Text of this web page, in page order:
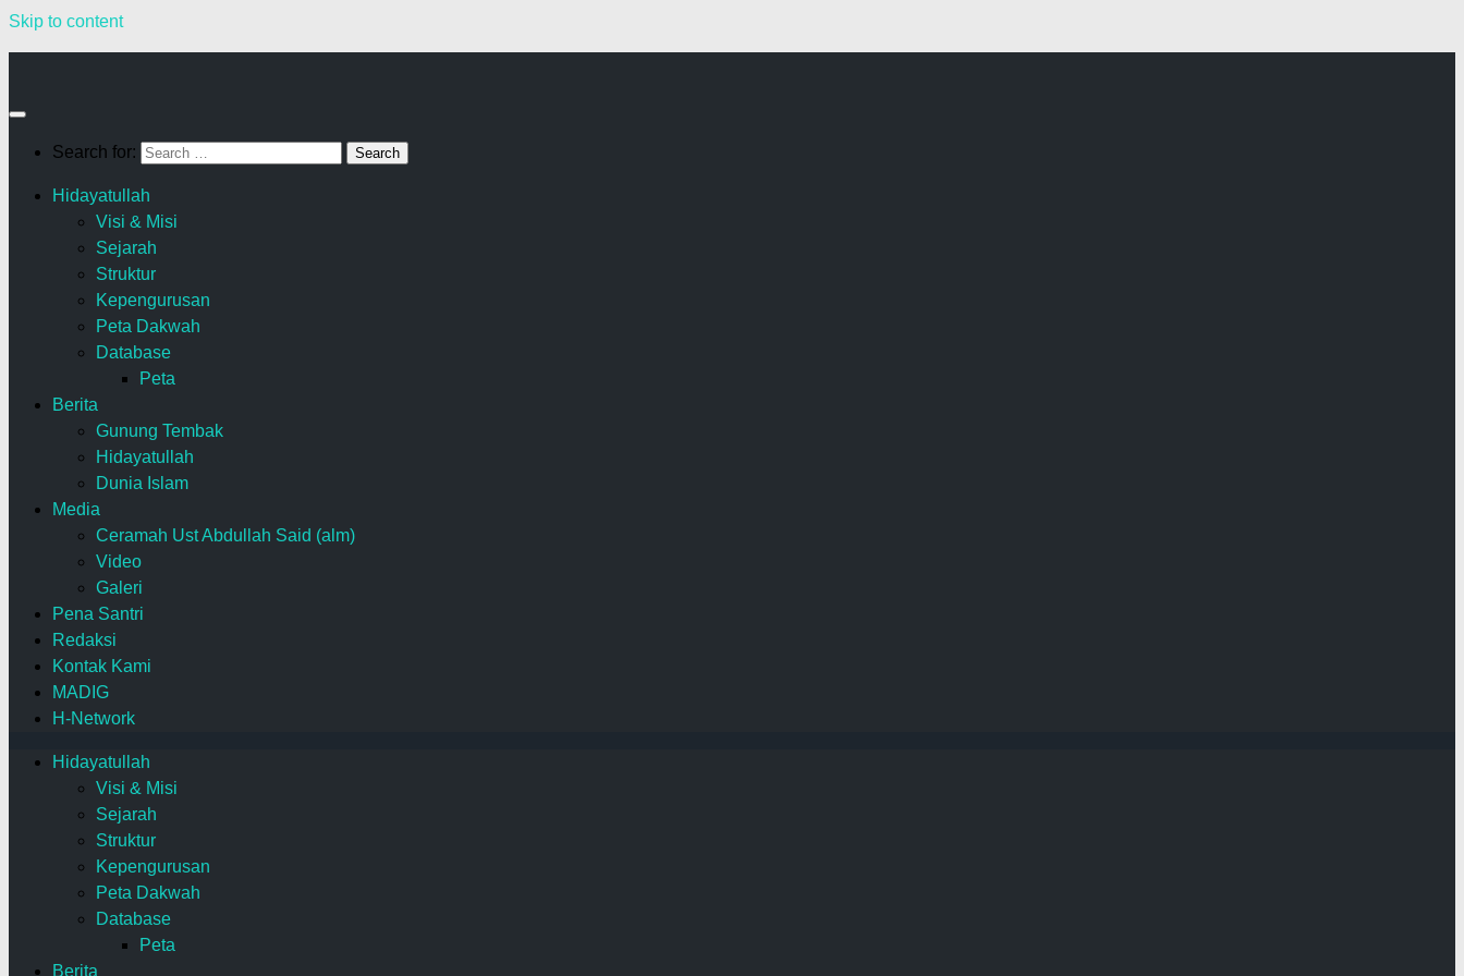
Skip to content
Search for:
Hidayatullah
Visi & Misi
Sejarah
Struktur
Kepengurusan
Peta Dakwah
Database
Peta
Berita
Gunung Tembak
Hidayatullah
Dunia Islam
Media
Ceramah Ust Abdullah Said (alm)
Video
Galeri
Pena Santri
Redaksi
Kontak Kami
MADIG
H-Network
Hidayatullah
Visi & Misi
Sejarah
Struktur
Kepengurusan
Peta Dakwah
Database
Peta
Berita